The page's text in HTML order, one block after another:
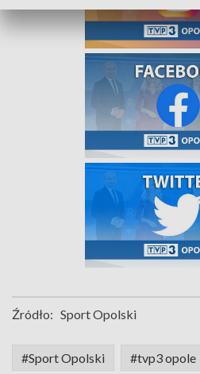
Źródło: Sport Opolski
#Sport Opolski #tvp3 opole